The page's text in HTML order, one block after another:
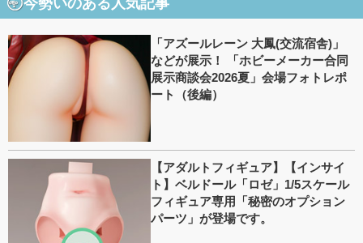
今勢いのある人気記事
「アズールレーン 大鳳(交流宿舎)」
などが展示！ 「ホビーメーカー合同
展示商談会2026夏」会場フォトレポ
ート（後編）
【アダルトフィギュア】【インサイ
ト】ベルドール「ロゼ」1/5スケール
フィギュア専用「秘密のオプション
パーツ」が登場です。